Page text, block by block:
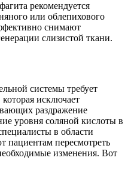
рекомендуется
или облепихового
снимают
слизистой ткани.
системы требует
исключает
раздражение
уровня соляной кислоты в
в области
пациентам пересмотреть
изменения. Вот